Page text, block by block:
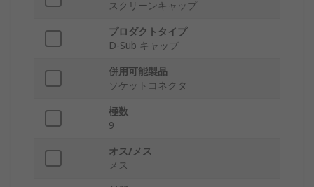
スクリーンキャップ
プロダクトタイプ
D-Sub キャップ
併用可能製品
ソケットコネクタ
極数
9
オス/メス
メス